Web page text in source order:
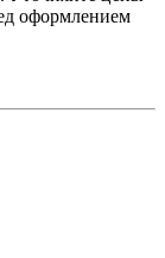
оформлением